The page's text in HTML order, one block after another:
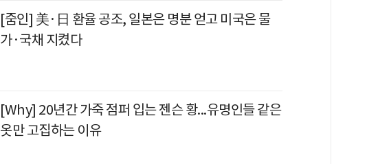
[줌인] 美·日 환율 공조, 일본은 명분 얻고 미국은 물
가·국채 지켰다
[Why] 20년간 가죽 점퍼 입는 젠슨 황...유명인들 같은
옷만 고집하는 이유